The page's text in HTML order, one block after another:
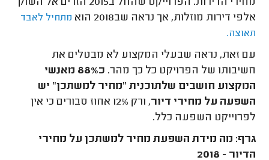
אלפי דירות מוזלות, אך נראה שב2018 הוא
מתחיל לאבד
תאוצה.
עם זאת, נראה שבעלי המקצוע לא מבטלים את
חשיבותו של הפרויקט כל כך מהר.
כ88% מאנשי
המקצוע חושבים שלתוכנית "מחיר למשתכן" יש
השפעה על מחירי דיור
, ורק 12% אחוז סבורים כי אין
לפרוייקט השפעה כלל.
גרף: מה מידת השפעת מחיר למשתכן על מחירי
הדיור - 2018